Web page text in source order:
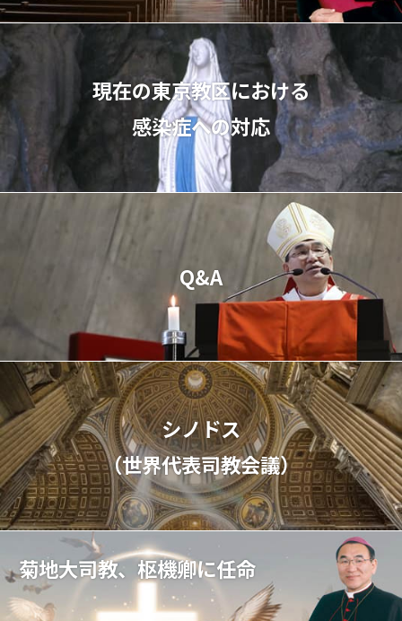
現在の東京教区における
感染症への対応
Q&A
シノドス
（世界代表司教会議）
菊地大司教、枢機卿に任命